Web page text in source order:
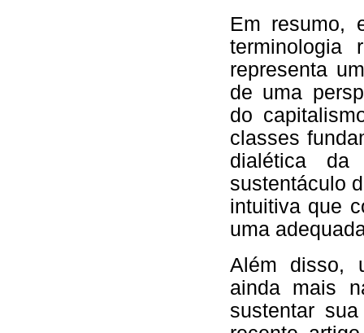
Em resumo,
terminologia
representa
de uma
do
classes
dialética
sustentáculo
intuitiva que
uma
Além disso,
ainda mais
sustentar